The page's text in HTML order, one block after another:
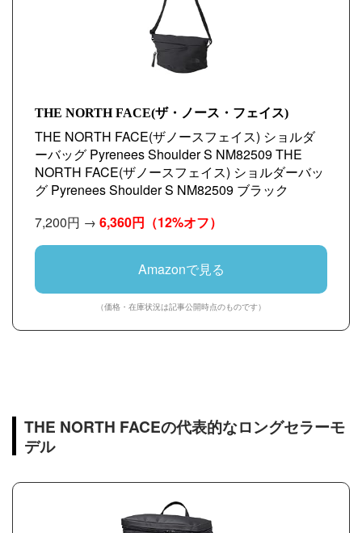
THE NORTH FACE(ザ・ノース・フェイス)
THE NORTH FACE(ザノースフェイス) ショルダ
ーバッグ Pyrenees Shoulder S NM82509 THE
NORTH FACE(ザノースフェイス) ショルダーバッ
グ Pyrenees Shoulder S NM82509 ブラック
7,200円 → 6,360円 （12%オフ）
Amazonで見る
（価格・在庫状況は記事公開時点のものです）
THE NORTH FACEの代表的なロングセラーモ
デル